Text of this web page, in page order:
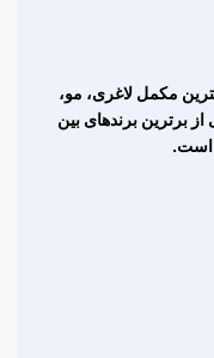
مکمل لاغری، مو،
برترین برندهای بین
است.